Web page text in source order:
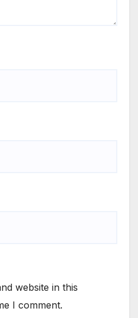
website in this
I comment.